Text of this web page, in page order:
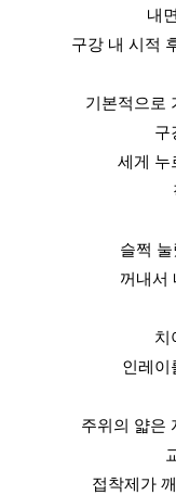
내
구강 내 시적
기본적으로
구
세게 누
슬쩍
꺼내서
치
인레
주위의 얇은
접착제가